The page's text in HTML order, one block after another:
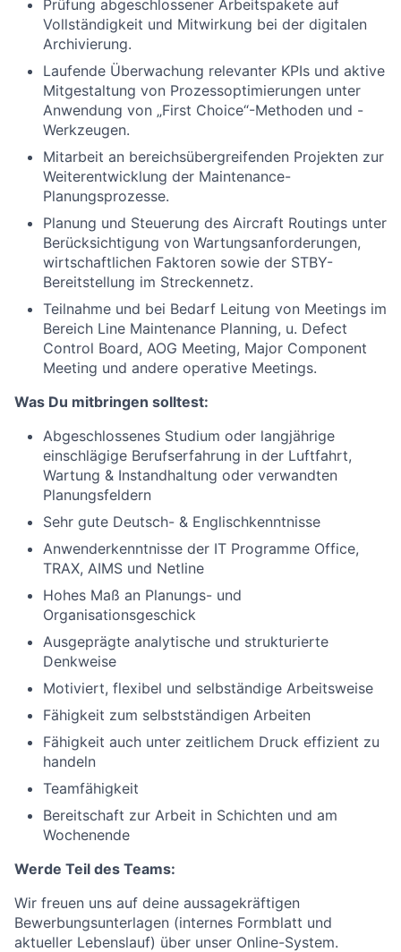
Prüfung abgeschlossener Arbeitspakete auf
Vollständigkeit und Mitwirkung bei der digitalen
Archivierung.
Laufende Überwachung relevanter KPIs und aktive
Mitgestaltung von Prozessoptimierungen unter
Anwendung von „First Choice“-Methoden und -
Werkzeugen.
Mitarbeit an bereichsübergreifenden Projekten zur
Weiterentwicklung der Maintenance-
Planungsprozesse.
Planung und Steuerung des Aircraft Routings unter
Berücksichtigung von Wartungsanforderungen,
wirtschaftlichen Faktoren sowie der STBY-
Bereitstellung im Streckennetz.
Teilnahme und bei Bedarf Leitung von Meetings im
Bereich Line Maintenance Planning, u. Defect
Control Board, AOG Meeting, Major Component
Meeting und andere operative Meetings.
Was Du mitbringen solltest:
Abgeschlossenes Studium oder langjährige
einschlägige Berufserfahrung in der Luftfahrt,
Wartung & Instandhaltung oder verwandten
Planungsfeldern
Sehr gute Deutsch- & Englischkenntnisse
Anwenderkenntnisse der IT Programme Office,
TRAX, AIMS und Netline
Hohes Maß an Planungs- und
Organisationsgeschick
Ausgeprägte analytische und strukturierte
Denkweise
Motiviert, flexibel und selbständige Arbeitsweise
Fähigkeit zum selbstständigen Arbeiten
Fähigkeit auch unter zeitlichem Druck effizient zu
handeln
Teamfähigkeit
Bereitschaft zur Arbeit in Schichten und am
Wochenende
Werde Teil des Teams:
Wir freuen uns auf deine aussagekräftigen
Bewerbungsunterlagen (internes Formblatt und
aktueller Lebenslauf) über unser Online-System.